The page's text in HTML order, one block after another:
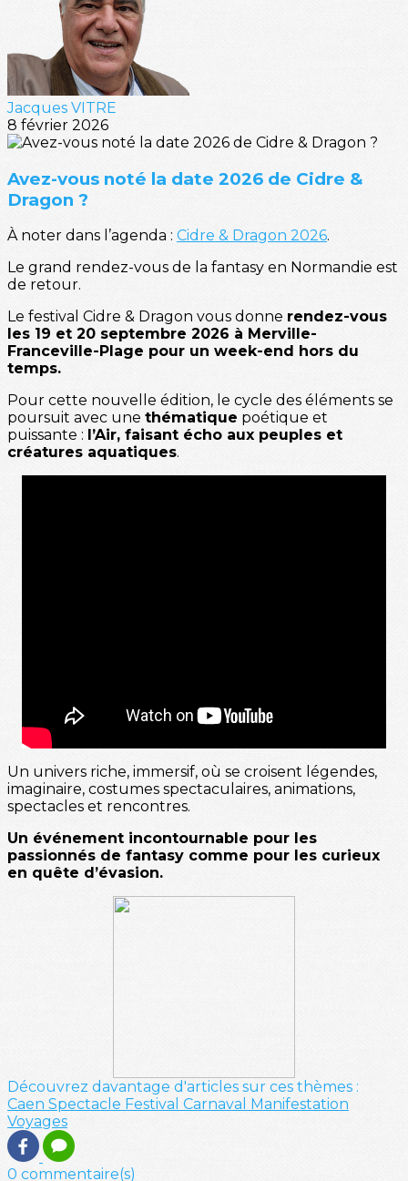
Jacques VITRE
8 février 2026
Avez-vous noté la date 2026 de Cidre &
Dragon ?
À noter dans l’agenda : Cidre & Dragon 2026.
Le grand rendez-vous de la fantasy en Normandie est
de retour.
Le festival Cidre & Dragon vous donne rendez-vous
les 19 et 20 septembre 2026 à Merville-
Franceville-Plage pour un week-end hors du
temps.
Pour cette nouvelle édition, le cycle des éléments se
poursuit avec une thématique poétique et
puissante : l’Air, faisant écho aux peuples et
créatures aquatiques.
Un univers riche, immersif, où se croisent légendes,
imaginaire, costumes spectaculaires, animations,
spectacles et rencontres.
Un événement incontournable pour les
passionnés de fantasy comme pour les curieux
en quête d’évasion.
Découvrez davantage d'articles sur ces thèmes :
Caen Spectacle Festival Carnaval
Manifestation
Voyages
0 commentaire(s)